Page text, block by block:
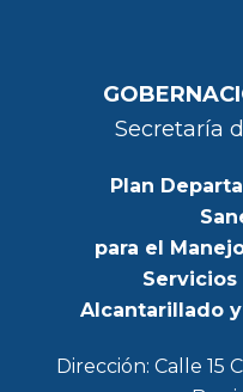
Secretaría
Plan
para el
Alcantarillado y
Dirección: Calle 15